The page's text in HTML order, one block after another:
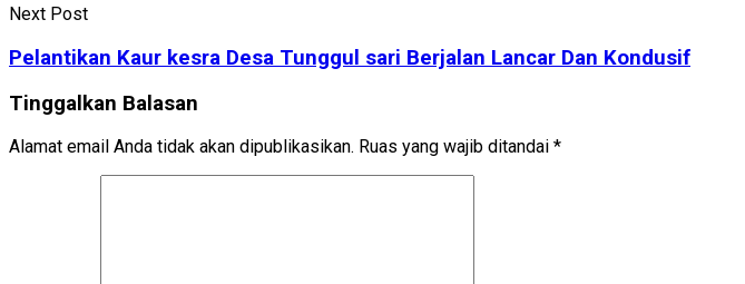
Next Post
Pelantikan Kaur kesra Desa Tunggul sari Berjalan Lancar Dan Kondusif
Tinggalkan Balasan
Alamat email Anda tidak akan dipublikasikan. Ruas yang wajib ditandai *